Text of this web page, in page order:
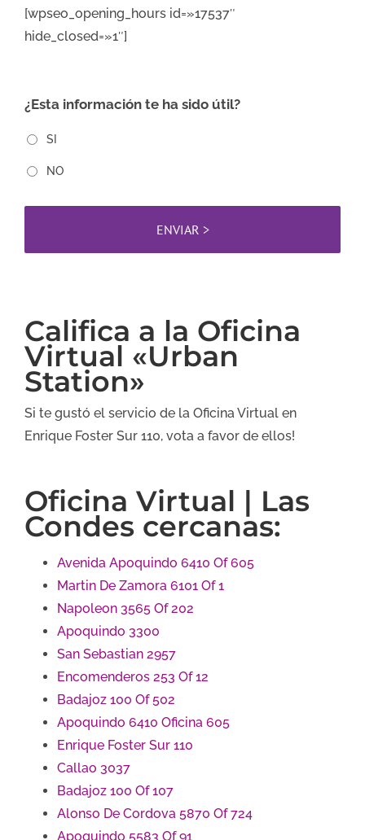
[wpseo_opening_hours id=»17537″
hide_closed=»1″]
¿Esta información te ha sido útil?
SI
NO
Califica a la Oficina
Virtual «Urban
Station»
Si te gustó el servicio de la Oficina Virtual en
Enrique Foster Sur 110, vota a favor de ellos!
Oficina Virtual | Las
Condes cercanas:
Avenida Apoquindo 6410 Of 605
Martin De Zamora 6101 Of 1
Napoleon 3565 Of 202
Apoquindo 3300
San Sebastian 2957
Encomenderos 253 Of 12
Badajoz 100 Of 502
Apoquindo 6410 Oficina 605
Enrique Foster Sur 110
Callao 3037
Badajoz 100 Of 107
Alonso De Cordova 5870 Of 724
Apoquindo 5583 Of 91